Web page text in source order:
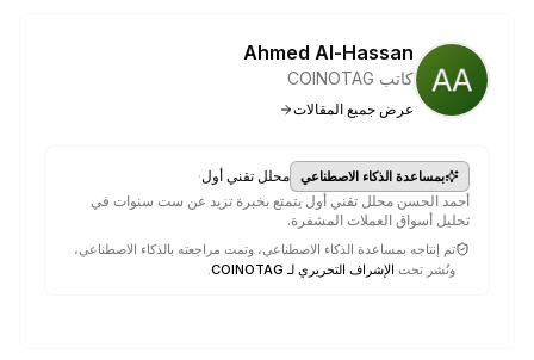
Ahmed Al-Hassan
كاتب COINOTAG
عرض جميع المقالات
بمساعدة الذكاء الاصطناعي محلل تقني أول·
أحمد الحسن محلل تقني أول يتمتع بخبرة تزيد عن ست سنوات في
تحليل أسواق العملات المشفرة.
تم إنتاجه بمساعدة الذكاء الاصطناعي، وتمت مراجعته بالذكاء الاصطناعي،
ونُشر تحت الإشراف التحريري لـ COINOTAG .